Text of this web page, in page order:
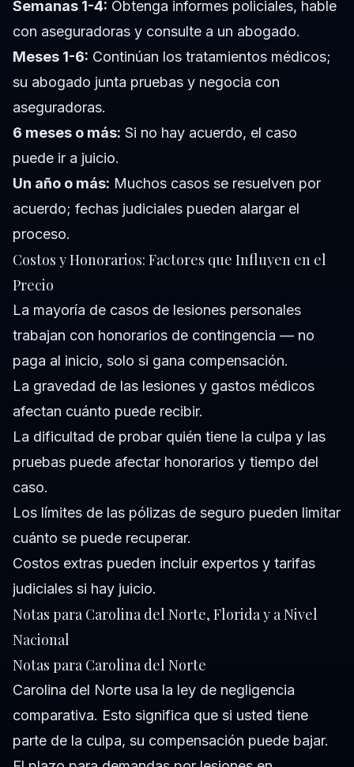
Semanas 1-4: Obtenga informes policiales, hable
con aseguradoras y consulte a un abogado.
Meses 1-6: Continúan los tratamientos médicos;
su abogado junta pruebas y negocia con
aseguradoras.
6 meses o más: Si no hay acuerdo, el caso
puede ir a juicio.
Un año o más: Muchos casos se resuelven por
acuerdo; fechas judiciales pueden alargar el
proceso.
Costos y Honorarios: Factores que Influyen en el
Precio
La mayoría de casos de lesiones personales
trabajan con honorarios de contingencia — no
paga al inicio, solo si gana compensación.
La gravedad de las lesiones y gastos médicos
afectan cuánto puede recibir.
La dificultad de probar quién tiene la culpa y las
pruebas puede afectar honorarios y tiempo del
caso.
Los límites de las pólizas de seguro pueden limitar
cuánto se puede recuperar.
Costos extras pueden incluir expertos y tarifas
judiciales si hay juicio.
Notas para Carolina del Norte, Florida y a Nivel
Nacional
Notas para Carolina del Norte
Carolina del Norte usa la ley de negligencia
comparativa. Esto significa que si usted tiene
parte de la culpa, su compensación puede bajar.